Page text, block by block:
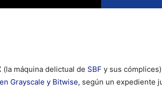
máquina delictual de SBF y sus
Grayscale y Bitwise, según un expediente